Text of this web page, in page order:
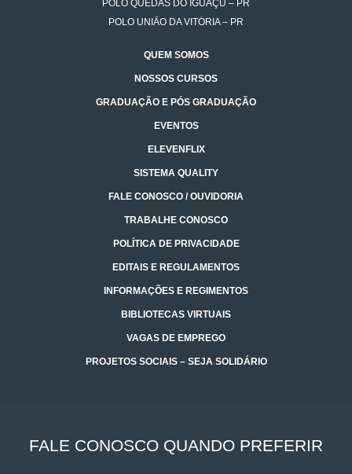
POLO QUEDAS DO IGUAÇU – PR
POLO UNIÃO DA VITÓRIA – PR
QUEM SOMOS
NOSSOS CURSOS
GRADUAÇÃO E PÓS GRADUAÇÃO
EVENTOS
ELEVENFLIX
SISTEMA QUALITY
FALE CONOSCO / OUVIDORIA
TRABALHE CONOSCO
POLÍTICA DE PRIVACIDADE
EDITAIS E REGULAMENTOS
INFORMAÇÕES E REGIMENTOS
BIBLIOTECAS VIRTUAIS
VAGAS DE EMPREGO
PROJETOS SOCIAIS – SEJA SOLIDÁRIO
FALE CONOSCO QUANDO PREFERIR